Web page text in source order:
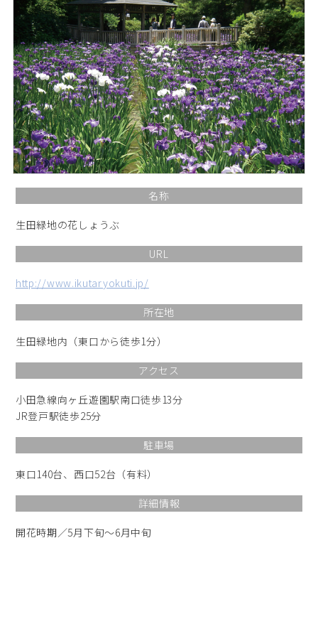
名称
生田緑地の花しょうぶ
URL
http://www.ikutaryokuti.jp/
所在地
生田緑地内（東口から徒歩1分）
アクセス
小田急線向ヶ丘遊園駅南口徒歩13分
JR登戸駅徒歩25分
駐車場
東口140台、西口52台（有料）
詳細情報
開花時期／5月下旬～6月中旬